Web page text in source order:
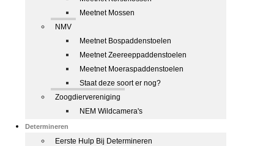
Meetnet Mossen
NMV
Meetnet Bospaddenstoelen
Meetnet Zeereeppaddenstoelen
Meetnet Moeraspaddenstoelen
Staat deze soort er nog?
Zoogdiervereniging
NEM Wildcamera's
Determineren
Eerste Hulp Bij Determineren